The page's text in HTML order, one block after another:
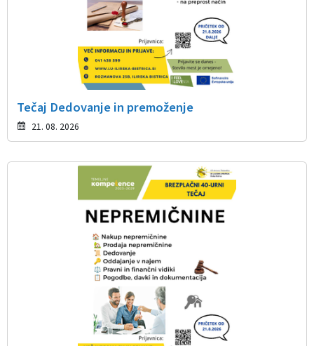
Tečaj Dedovanje in premoženje
21. 08. 2026